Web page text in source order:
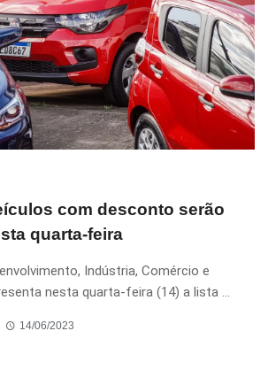
com desconto serão
quarta-feira
Indústria, Comércio e
nesta quarta-feira (14) a lista ...
14/06/2023